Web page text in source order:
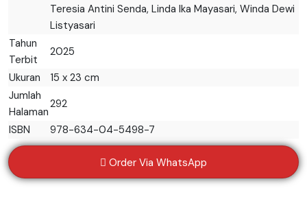
Teresia Antini Senda, Linda Ika Mayasari, Winda Dewi
Listyasari
Tahun
Terbit
2025
Ukuran
15 x 23 cm
Jumlah
Halaman
292
ISBN
978-634-04-5498-7
Order Via WhatsApp